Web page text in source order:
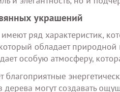
украшений
ряд характеристик,
обладает
особую атмосферу,
могут создавать